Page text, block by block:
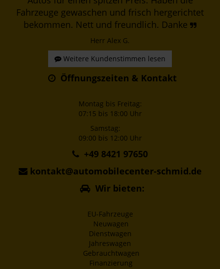
Fahrzeuge gewaschen und frisch hergerichtet
bekommen. Nett und freundlich. Danke
Herr Alex G.
Weitere Kundenstimmen lesen
Öffnungszeiten & Kontakt
Montag bis Freitag:
07:15 bis 18:00 Uhr
Samstag:
09:00 bis 12:00 Uhr
+49 8421 97650
kontakt@automobilecenter-schmid.de
Wir bieten:
EU-Fahrzeuge
Neuwagen
Dienstwagen
Jahreswagen
Gebrauchtwagen
Finanzierung